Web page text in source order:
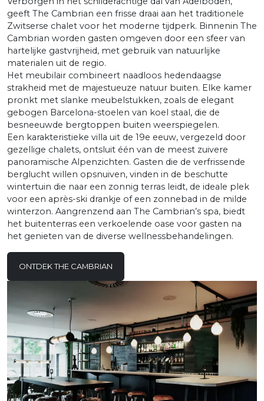
geeft The Cambrian een frisse draai aan het traditionele
Zwitserse chalet voor het moderne tijdperk. Binnenin The
Cambrian worden gasten omgeven door een sfeer van
hartelijke gastvrijheid, met gebruik van natuurlijke
materialen uit de regio.
Het meubilair combineert naadloos hedendaagse
strakheid met de majestueuze natuur buiten. Elke kamer
pronkt met slanke meubelstukken, zoals de elegant
gebogen Barcelona-stoelen van koel staal, die de
besneeuwde bergtoppen buiten weerspiegelen.
Een karakteristieke villa uit de 19e eeuw, vergezeld door
gezellige chalets, ontsluit één van de meest zuivere
panoramische Alpenzichten. Gasten die de verfrissende
berglucht willen opsnuiven, vinden in de beschutte
wintertuin die naar een zonnig terras leidt, de ideale plek
voor een après-ski drankje of een zonnebad in de milde
winterzon. Aangrenzend aan The Cambrian’s spa, biedt
het buitenterras een verkoelende oase voor gasten na
het genieten van de diverse wellnessbehandelingen.
ONTDEK THE CAMBRIAN